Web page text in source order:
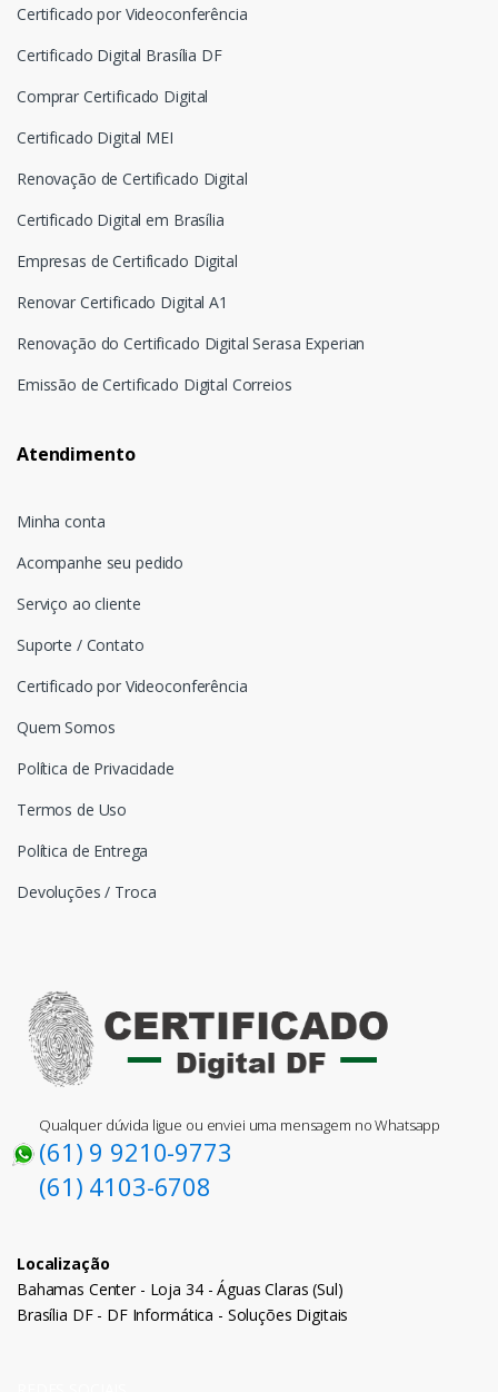
Certificado por Videoconferência
Certificado Digital Brasília DF
Comprar Certificado Digital
Certificado Digital MEI
Renovação de Certificado Digital
Certificado Digital em Brasília
Empresas de Certificado Digital
Renovar Certificado Digital A1
Renovação do Certificado Digital Serasa Experian
Emissão de Certificado Digital Correios
Atendimento
Minha conta
Acompanhe seu pedido
Serviço ao cliente
Suporte / Contato
Certificado por Videoconferência
Quem Somos
Política de Privacidade
Termos de Uso
Política de Entrega
Devoluções / Troca
Qualquer dúvida ligue ou enviei uma mensagem no Whatsapp
(61) 9 9210-9773
(61) 4103-6708
Localização
Bahamas Center - Loja 34 - Águas Claras (Sul)
Brasília DF - DF Informática - Soluções Digitais